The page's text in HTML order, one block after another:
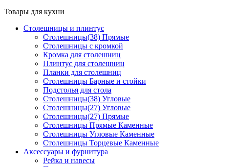
Товары для кухни
Столешницы и плинтус
Столешницы(38) Прямые
Столешницы с кромкой
Кромка для столешниц
Плинтус для столешниц
Планки для столешниц
Столешницы Барные и стойки
Подстолья для стола
Столешницы(38) Угловые
Столешницы(27) Угловые
Столешницы(27) Прямые
Столешницы Прямые Каменные
Столешницы Угловые Каменные
Столешницы Торцевые Каменные
Аксессуары и фурнитура
Рейка и навесы